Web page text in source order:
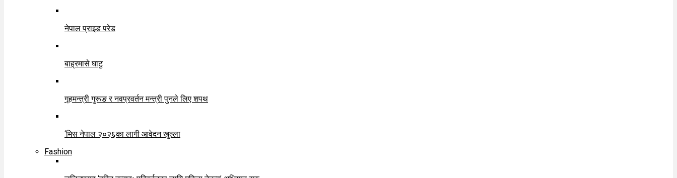
नेपाल प्राइड परेड
बाह्रमासे घाटु
गृहमन्त्री गुरूङ र नवप्रवर्तन मन्त्री पुनले लिए शपथ
‘मिस नेपाल २०२६का लागी आवेदन खुल्ला
Fashion